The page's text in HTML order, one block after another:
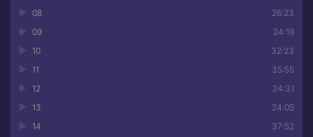
26:23
08
24:19
09
32:23
10
35:55
11
24:31
12
24:05
13
37:52
14